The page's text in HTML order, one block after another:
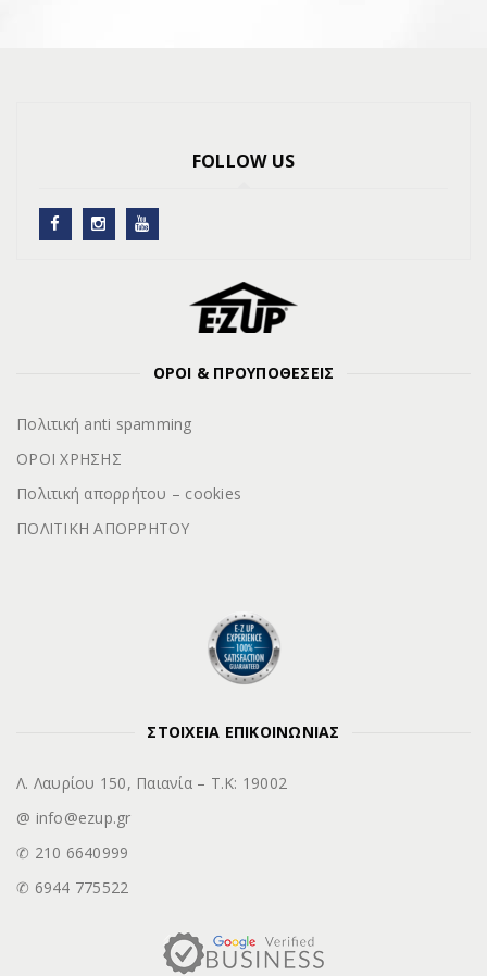
FOLLOW US
ΟΡΟΙ & ΠΡΟΥΠΟΘΕΣΕΙΣ
Πολιτική anti spamming
ΟΡΟΙ ΧΡΗΣΗΣ
Πολιτική απορρήτου – cookies
ΠΟΛΙΤΙΚΗ ΑΠΟΡΡΗΤΟΥ
ΣΤΟΙΧΕΙΑ ΕΠΙΚΟΙΝΩΝΙΑΣ
Λ. Λαυρίου 150, Παιανία – Τ.Κ: 19002
@ info@ezup.gr
✆ 210 6640999
✆ 6944 775522